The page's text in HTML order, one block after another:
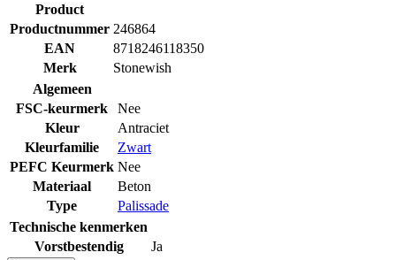
Product
Productnummer 246864
EAN
8718246118350
Merk
Stonewish
Algemeen
FSC-keurmerk
Nee
Kleur
Antraciet
Kleurfamilie
Zwart
PEFC Keurmerk Nee
Materiaal
Beton
Type
Palissade
Technische kenmerken
Vorstbestendig
Ja